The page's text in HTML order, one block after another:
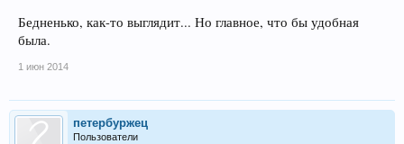
Бедненько, как-то выглядит... Но главное, что бы удобная
была.
1 июн 2014
петербуржец
Пользователи